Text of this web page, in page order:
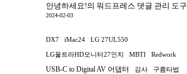
안녕하세요!의 워드프레스 댓글 관리 도구
2024-02-03
DX7 iMac24 LG 27UL550
LG울트라HD모니터27인치 MBTI Redwork
USB-C to Digital AV 어댑터 감사 구름타법